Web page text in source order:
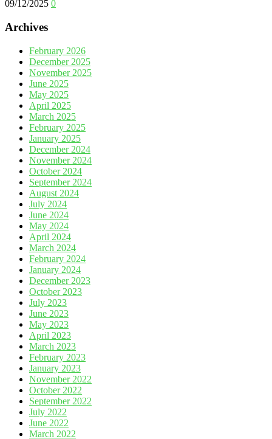
09/12/2025 0
Archives
February 2026
December 2025
November 2025
June 2025
May 2025
April 2025
March 2025
February 2025
January 2025
December 2024
November 2024
October 2024
September 2024
August 2024
July 2024
June 2024
May 2024
April 2024
March 2024
February 2024
January 2024
December 2023
October 2023
July 2023
June 2023
May 2023
April 2023
March 2023
February 2023
January 2023
November 2022
October 2022
September 2022
July 2022
June 2022
March 2022